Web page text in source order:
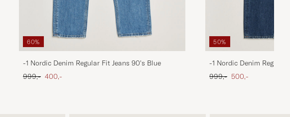
60%
-1 Nordic Denim Regular Fit Jeans 90's Blue
Ordinary pris
999,- Nedsat pris
400,-
50%
-1 Nordic Denim Regular
Ordinary pris
999,- Nedsat pris
500,-